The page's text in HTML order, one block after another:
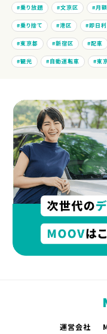
乗り放題 文京区 月
乗り捨て 港区 即日
東京都 新宿区 配車
観光 自動運転車 東
運営会社